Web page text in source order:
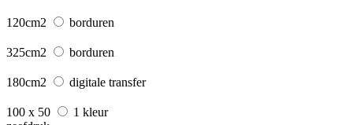
120cm2 borduren
325cm2 borduren
180cm2 digitale transfer
100 x 50
1 kleur